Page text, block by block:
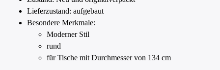
Lieferzustand: aufgebaut
Besondere Merkmale:
Moderner Stil
rund
für Tische mit Durchmesser von 134 cm